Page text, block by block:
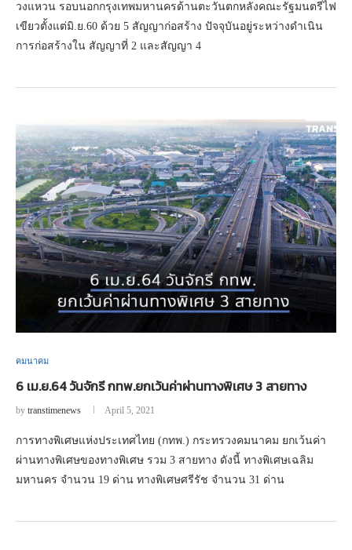
วงแหวน รอบนอกกรุงเทพมหานครด้านตะวันตกหลังคณะรัฐมนตรีไฟ
เขียวตั้งแต่มิ.ย.60 ด้วย 5 สัญญาก่อสร้าง ปัจจุบันอยู่ระหว่างดำเนิน
การก่อสร้างใน สัญญาที่ 2 และสัญญา 4
คมนาคม
6 เม.ย.64 วันจักรี กทพ.ยกเว้นค่าผ่านทางพิเศษ 3 สายทาง
by transtimenews April 5, 2021
การทางพิเศษแห่งประเทศไทย (กทพ.) กระทรวงคมนาคม ยกเว้นค่า
ผ่านทางพิเศษของทางพิเศษ รวม 3 สายทาง ดังนี้ ทางพิเศษเฉลิม
มหานคร จำนวน 19 ด่าน ทางพิเศษศรีรัช จำนวน 31 ด่าน